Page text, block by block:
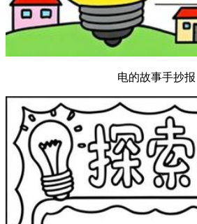
电的故事手抄报